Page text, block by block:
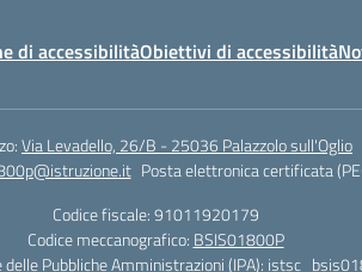
di accessibilitàObiettivi di accessibilità
Via Levadello, 26/B - 25036 Palazzolo sull'Oglio
Posta elettronica certificata
Codice fiscale: 91011920179
Codice meccanografico: BSIS01800P
delle Pubbliche Amministrazioni (IPA):